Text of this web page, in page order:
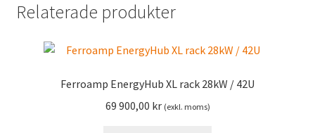
Relaterade produkter
Ferroamp EnergyHub XL rack 28kW / 42U
69 900,00 kr (exkl. moms)